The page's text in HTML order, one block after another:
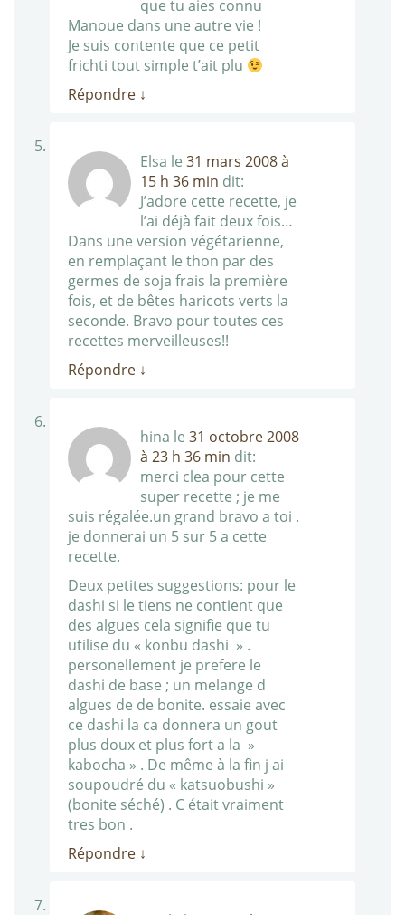
que tu aies connu
Manoue dans une autre vie !
Je suis contente que ce petit
frichti tout simple t’ait plu
Répondre ↓
Elsa le 31 mars 2008 à
15 h 36 min dit:
J’adore cette recette, je
l’ai déjà fait deux fois…
Dans une version végétarienne,
en remplaçant le thon par des
germes de soja frais la première
fois, et de bêtes haricots verts la
seconde. Bravo pour toutes ces
recettes merveilleuses!!
Répondre ↓
hina le 31 octobre 2008
à 23 h 36 min dit:
merci clea pour cette
super recette ; je me
suis régalée.un grand bravo a toi .
je donnerai un 5 sur 5 a cette
recette.
Deux petites suggestions: pour le
dashi si le tiens ne contient que
des algues cela signifie que tu
utilise du « konbu dashi » .
personellement je prefere le
dashi de base ; un melange d
algues de de bonite. essaie avec
ce dashi la ca donnera un gout
plus doux et plus fort a la »
kabocha » . De même à la fin j ai
soupoudré du « katsuobushi »
(bonite séché) . C était vraiment
tres bon .
Répondre ↓